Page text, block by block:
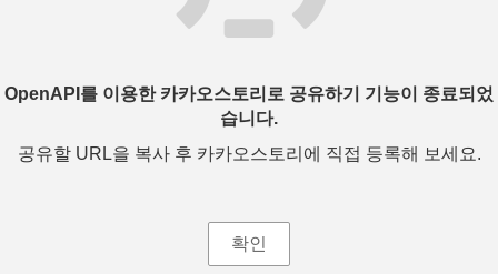
OpenAPI를 이용한 카카오스토리로 공유하기 기능이 종료되었
습니다.
공유할 URL을 복사 후 카카오스토리에 직접 등록해 보세요.
확인